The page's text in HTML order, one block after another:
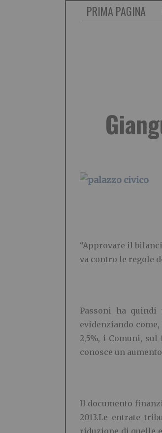
PRIMA PAGINA
“Approvare il
va contro le regole
Passoni ha
evidenziando
2,5%, i Comuni,
conosce un
Il documento
2013.Le entrate